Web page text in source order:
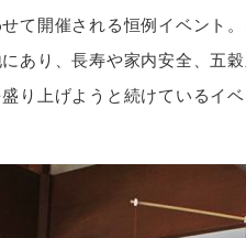
て開催される恒例イベント
あり、長寿や家内安全、五
り上げようと続けているイ